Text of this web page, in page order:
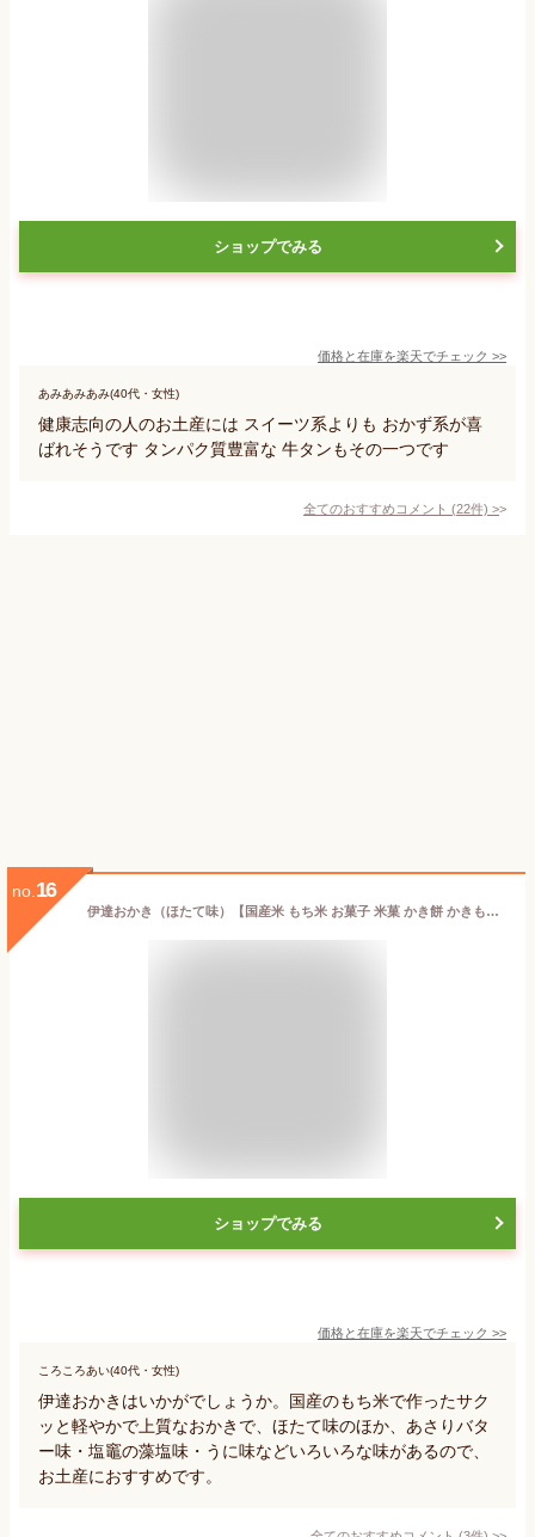
ショップでみる
価格と在庫を楽天でチェック >>
あみあみあみ(40代・女性)
健康志向の人のお土産には スイーツ系よりも おかず系が喜
ばれそうです タンパク質豊富な 牛タンもその一つです
全てのおすすめコメント (22件) >
no. 16
伊達おかき（ほたて味）【国産米 もち米 お菓子 米菓 かき餅 かきもち お礼 お返し ご挨拶 詰め合わせ 詰合わせ プレゼント 贈答 贈り物 お土産 お取り寄せ 仙台 手土産 プチギフト 退職 新生活】
ショップでみる
価格と在庫を楽天でチェック >>
ころころあい(40代・女性)
伊達おかきはいかがでしょうか。国産のもち米で作ったサク
ッと軽やかで上質なおかきで、ほたて味のほか、あさりバタ
ー味・塩竈の藻塩味・うに味などいろいろな味があるので、
お土産におすすめです。